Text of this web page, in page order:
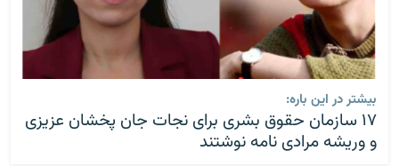
بیشتر در این باره:
۱۷ سازمان حقوق بشری برای نجات جان پخشان عزیزی
و وریشه مرادی نامه نوشتند